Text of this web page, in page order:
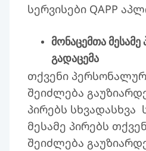
სერვისები QAPP
მონაცემთა მესამე
გადაცემა
თქვენი
შეიძლება
პირებს
მესამე პირებს
შეიძლება